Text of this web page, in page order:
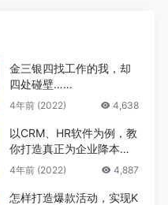
金三银四找工作的我，却
四处碰壁……
4年前 (2022) 4,638
以CRM、HR软件为例，教
你打造真正为企业降本增
效的B端产品
4年前 (2022) 4,887
怎样打造爆款活动，实现K